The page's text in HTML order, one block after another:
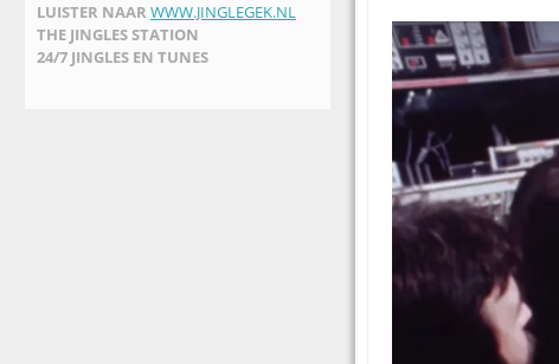
LUISTER NAAR WWW.JINGLEGEK.NL
THE JINGLES STATION
24/7 JINGLES EN TUNES